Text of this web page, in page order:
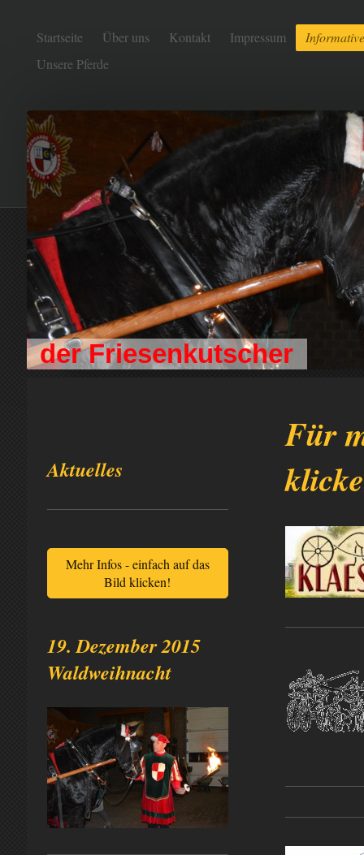
Startseite Über uns Kontakt Impressum
Unsere Pferde
der Friesenkutscher
Für
Aktuelles
Mehr Infos - einfach auf das
Bild klicken!
19. Dezember 2015
Waldweihnacht